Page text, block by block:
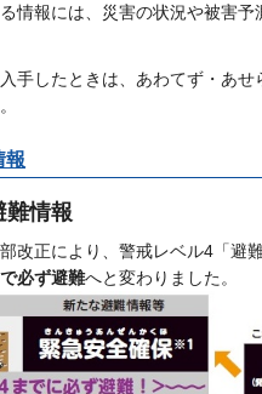
情報には、災害の状況や被害予
手したときは、あわてず・あせ
報
難情報
改正により、警戒レベル4「避
必ず避難へと変わりました。